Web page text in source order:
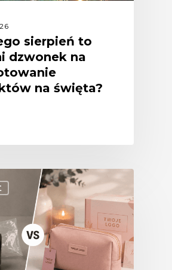
sierpień to
dzwonek na
na święta?